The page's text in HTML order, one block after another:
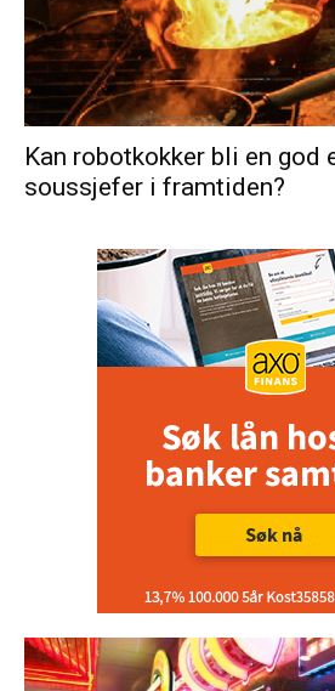
Kan robotkokker bli en god
soussjefer i framtiden?